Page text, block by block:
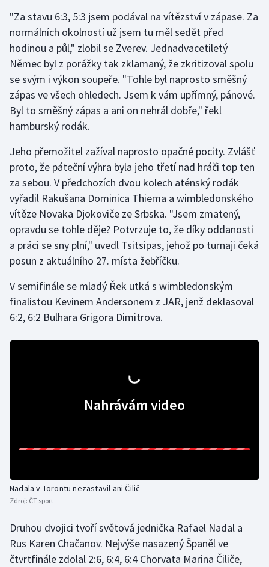
Judo
Krasobruslení
Lezení
Lyže a snowboard
Moderní pětiboj
Motorsport
Olympijské hry
Parasport
Plavání
Ragby
Triatlon
Veslování
Vodní slalom
"Za stavu 6:3, 5:3 jsem podával na vítězství v zápase. Za
normálních okolností už jsem tu měl sedět před
hodinou a půl," zlobil se Zverev. Jednadvacetiletý
Němec byl z porážky tak zklamaný, že zkritizoval spolu
se svým i výkon soupeře. "Tohle byl naprosto směšný
zápas ve všech ohledech. Jsem k vám upřímný, pánové.
Byl to směšný zápas a ani on nehrál dobře," řekl
hamburský rodák.
Jeho přemožitel zažíval naprosto opačné pocity. Zvlášť
proto, že páteční výhra byla jeho třetí nad hráči top ten
za sebou. V předchozích dvou kolech aténský rodák
vyřadil Rakušana Dominica Thiema a wimbledonského
vítěze Novaka Djokoviče ze Srbska. "Jsem zmatený,
opravdu se tohle děje? Potvrzuje to, že díky oddanosti
a práci se sny plní," uvedl Tsitsipas, jehož po turnaji čeká
posun z aktuálního 27. místa žebříčku.
V semifinále se mladý Řek utká s wimbledonským
finalistou Kevinem Andersonem z JAR, jenž deklasoval
6:2, 6:2 Bulhara Grigora Dimitrova.
Nahrávám video
Nadala v Torontu nezastavil ani Čilič
Zdroj: ČT sport
Druhou dvojici tvoří světová jednička Rafael Nadal a
Rus Karen Chačanov. Nejvýše nasazený Španěl ve
čtvrtfinále zdolal 2:6, 6:4, 6:4 Chorvata Marina Čiliče,